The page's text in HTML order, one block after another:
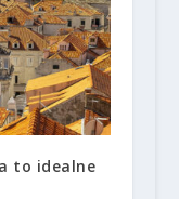
to idealne